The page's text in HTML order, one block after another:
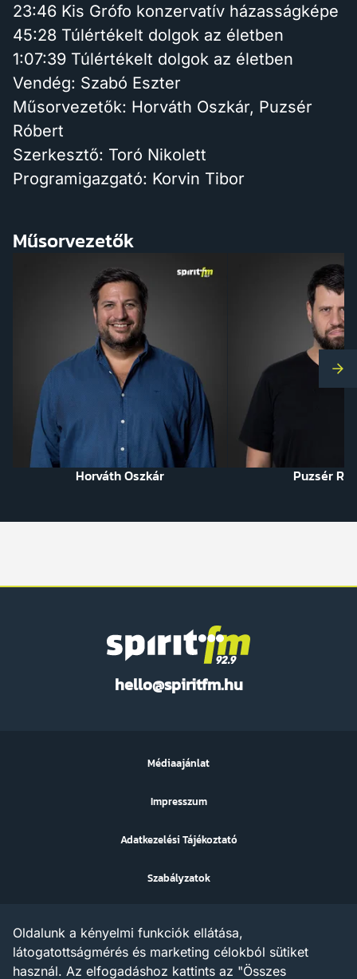
23:46 Kis Grófo konzervatív házasságképe
45:28 Túlértékelt dolgok az életben
1:07:39 Túlértékelt dolgok az életben
Vendég: Szabó Eszter
Műsorvezetők: Horváth Oszkár, Puzsér
Róbert
Szerkesztő: Toró Nikolett
Programigazgató: Korvin Tibor
Műsorvezetők
Horváth Oszkár Puzsér
hello@spiritfm.hu
FM
Az ezen a weboldalon megjelenő szövegek, grafikák, képek,
hangfelvételek, video anyagok vagy egyéb tartalmak szerzői jogi
védelem alatt állnak.
Médiaajánlat
Impresszum
Adatkezelési Tájékoztató
Szabályzatok
Oldalunk a kényelmi funkciók ellátása,
látogatottságmérés és marketing célokból sütiket
használ. Az elfogadáshoz kattints az "Összes